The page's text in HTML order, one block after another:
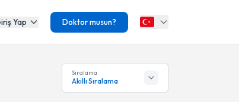
Yap Doktor musun?
Sıralama
Akıllı Sıralama